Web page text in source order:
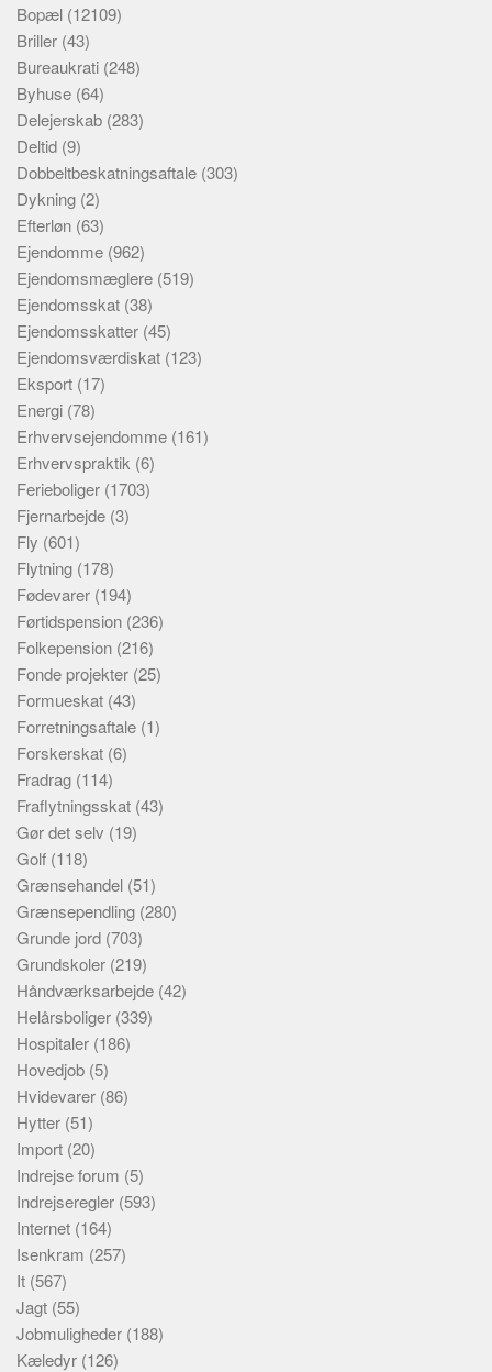
Bopæl (12109)
Briller (43)
Bureaukrati (248)
Byhuse (64)
Delejerskab (283)
Deltid (9)
Dobbeltbeskatningsaftale (303)
Dykning (2)
Efterløn (63)
Ejendomme (962)
Ejendomsmæglere (519)
Ejendomsskat (38)
Ejendomsskatter (45)
Ejendomsværdiskat (123)
Eksport (17)
Energi (78)
Erhvervsejendomme (161)
Erhvervspraktik (6)
Ferieboliger (1703)
Fjernarbejde (3)
Fly (601)
Flytning (178)
Fødevarer (194)
Førtidspension (236)
Folkepension (216)
Fonde projekter (25)
Formueskat (43)
Forretningsaftale (1)
Forskerskat (6)
Fradrag (114)
Fraflytningsskat (43)
Gør det selv (19)
Golf (118)
Grænsehandel (51)
Grænsependling (280)
Grunde jord (703)
Grundskoler (219)
Håndværksarbejde (42)
Helårsboliger (339)
Hospitaler (186)
Hovedjob (5)
Hvidevarer (86)
Hytter (51)
Import (20)
Indrejse forum (5)
Indrejseregler (593)
Internet (164)
Isenkram (257)
It (567)
Jagt (55)
Jobmuligheder (188)
Kæledyr (126)